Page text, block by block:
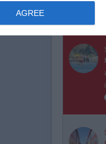
AGREE